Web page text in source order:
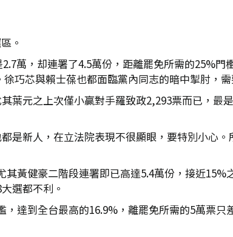
。
萬，却連署了4.5萬份，距離罷免所需的25%門
巧芯與賴士葆也都面臨黨內同志的暗中掣肘，需
葉元之上次僅小贏對手羅致政2,293票而已，最
是新人，在立法院表現不很顯眼，要特別小心。
黃健豪二階段連署即已高達5.4萬份，接近15%
選都不利。
達到全台最高的16.9%，離罷免所需的5萬票只